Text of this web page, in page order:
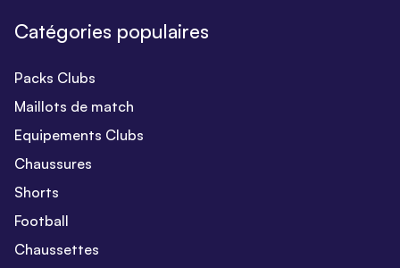
Catégories populaires
Packs Clubs
Maillots de match
Equipements Clubs
Chaussures
Shorts
Football
Chaussettes